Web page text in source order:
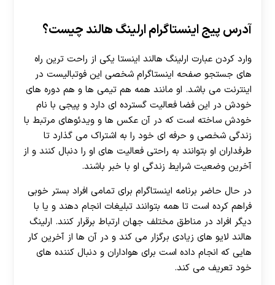
آدرس پیج اینستاگرام ارلینگ هالند چیست؟
وارد کردن عبارت ارلینگ هالند اینستا یکی از راحت ترین راه
های جستجو صفحه اینستاگرام شخصی این فوتبالیست در
اينترنت می باشد. او مانند همه هم تیمی ها و هم دوره های
خودش در این فضا فعالیت گسترده ای دارد و پیجی با نام
خودش ساخته است که در آن عکس ها و ویدئوهای مرتبط با
زندگی شخصی و حرفه ای خود را به اشتراک می گذارد تا
طرفداران او بتوانند به راحتی فعالیت های او را دنبال کنند و از
آخرین وضعیت شرایط زندگی او با خبر باشند.
در حال حاضر برنامه اینستاگرام برای تمامی افراد بستر خوبی
فراهم کرده است تا همه بتوانند تبلیغات انجام دهند و یا با
دیگر افراد در مناطق مختلف جهان ارتباط برقرار کنند. ارلینگ
هالند لایو های زیادی برگزار می کند و در آن ها از آخرین کار
هایی که انجام داده است برای هواداران و دنبال کننده های
خود تعریف می کند.